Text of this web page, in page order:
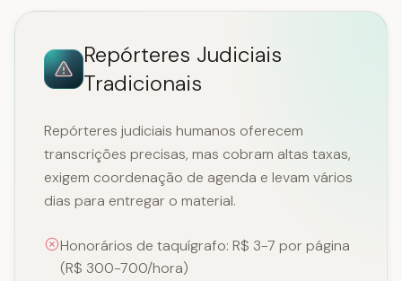
Repórteres Judiciais
Tradicionais
Repórteres judiciais humanos oferecem
transcrições precisas, mas cobram altas taxas,
exigem coordenação de agenda e levam vários
dias para entregar o material.
Honorários de taquígrafo: R$ 3-7 por página
(R$ 300-700/hora)